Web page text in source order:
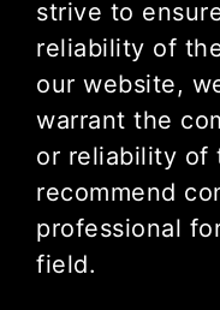
strive to
reliability of
our website,
warrant the
or reliability of
recommend
professional
field.